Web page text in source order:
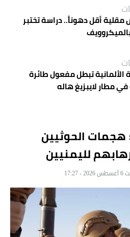
أقل دهوناً.. دراسة تختبر
الألمانية تبطل مفعول طائرة
مطار لايبزيغ هاله
هجمات الحوثيين
لليمنيين